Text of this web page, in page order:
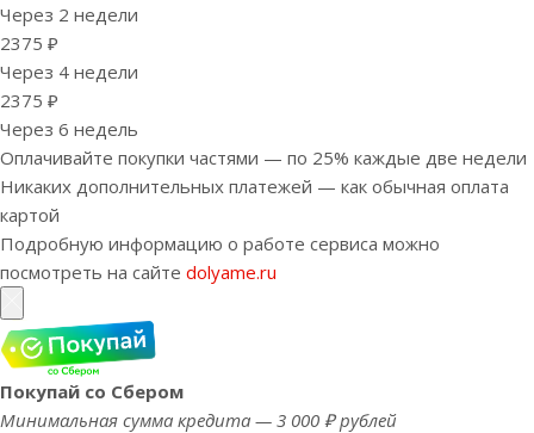
Через 2 недели
2375 ₽
Через 4 недели
2375 ₽
Через 6 недель
Оплачивайте покупки частями — по 25% каждые две недели
Никаких дополнительных платежей — как обычная оплата
картой
Подробную информацию о работе сервиса можно
посмотреть на сайте dolyame.ru
Покупай со Сбером
Минимальная сумма кредита — 3 000 ₽ рублей